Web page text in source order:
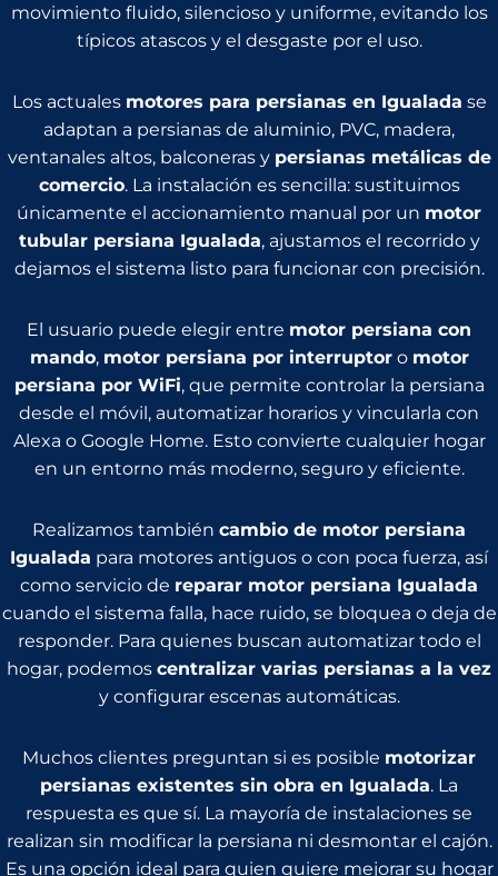
movimiento fluido, silencioso y uniforme, evitando los
típicos atascos y el desgaste por el uso.
Los actuales motores para persianas en Igualada se
adaptan a persianas de aluminio, PVC, madera,
ventanales altos, balconeras y persianas metálicas de
comercio. La instalación es sencilla: sustituimos
únicamente el accionamiento manual por un motor
tubular persiana Igualada, ajustamos el recorrido y
dejamos el sistema listo para funcionar con precisión.
El usuario puede elegir entre motor persiana con
mando, motor persiana por interruptoro motor
persiana por WiFi, que permite controlar la persiana
desde el móvil, automatizar horarios y vincularla con
Alexa o Google Home. Esto convierte cualquier hogar
en un entorno más moderno, seguro y eficiente.
Realizamos también cambio de motor persiana
Igualada para motores antiguos o con poca fuerza, así
como servicio de reparar motor persiana Igualada
cuando el sistema falla, hace ruido, se bloquea o deja de
responder. Para quienes buscan automatizar todo el
hogar, podemos centralizar varias persianas a la vez
y configurar escenas automáticas.
Muchos clientes preguntan si es posible motorizar
persianas existentes sin obra en Igualada. La
respuesta es que sí. La mayoría de instalaciones se
realizan sin modificar la persiana ni desmontar el cajón.
Es una opción ideal para quien quiere mejorar su hogar